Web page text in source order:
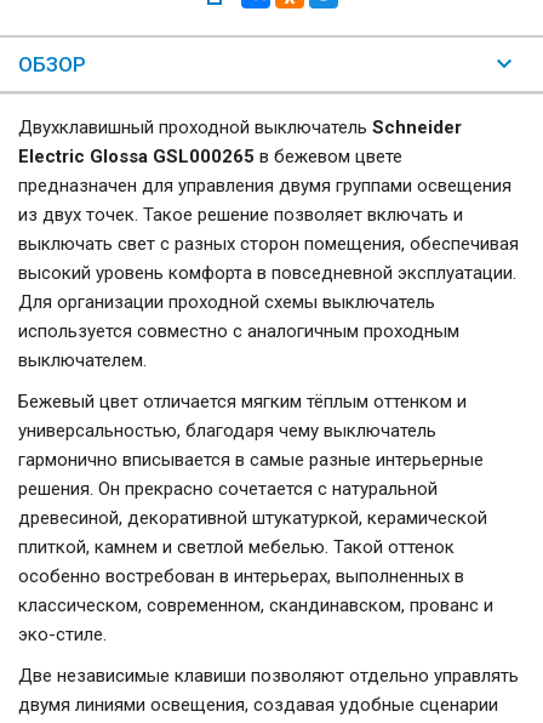
ОБЗОР
Двухклавишный проходной выключатель Schneider
Electric Glossa GSL000265 в бежевом цвете
предназначен для управления двумя группами освещения
из двух точек. Такое решение позволяет включать и
выключать свет с разных сторон помещения, обеспечивая
высокий уровень комфорта в повседневной эксплуатации.
Для организации проходной схемы выключатель
используется совместно с аналогичным проходным
выключателем.
Бежевый цвет отличается мягким тёплым оттенком и
универсальностью, благодаря чему выключатель
гармонично вписывается в самые разные интерьерные
решения. Он прекрасно сочетается с натуральной
древесиной, декоративной штукатуркой, керамической
плиткой, камнем и светлой мебелью. Такой оттенок
особенно востребован в интерьерах, выполненных в
классическом, современном, скандинавском, прованс и
эко-стиле.
Две независимые клавиши позволяют отдельно управлять
двумя линиями освещения, создавая удобные сценарии